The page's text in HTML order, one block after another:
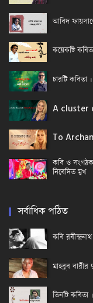
আবিদ
কয়েকটি
চারটি কবিতা
A cluster
To
কবি ও সংগঠক
নিবেদিত মুখ
সর্বাধিক পঠিত
কবি
মাহবুব বারীর
তিনটি